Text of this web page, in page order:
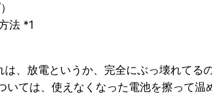
法 *1
、放電というか、完全にぶっ壊れてる
ては、使えなくなった電池を擦って